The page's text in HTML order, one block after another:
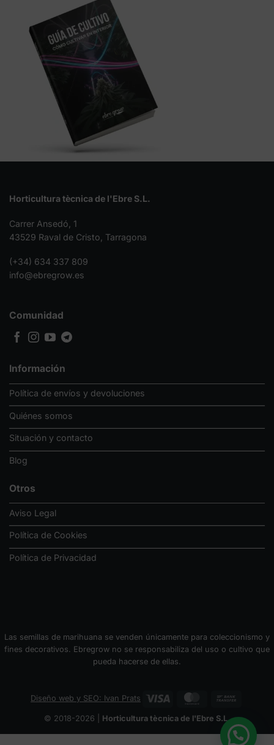
Horticultura tècnica de l'Ebre S.L.
Carrer Ansedó, 1
43529 Raval de Cristo, Tarragona
(+34) 634 337 809
info@ebregrow.es
Información
Política de envíos y devoluciones
Quiénes somos
Situación y contacto
Blog
Otros
Aviso Legal
Política de Cookies
Política de Privacidad
Comunidad
Las semillas de marihuana se venden únicamente para coleccionismo y
fines decorativos. Ebregrow no se responsabiliza del uso o cultivo que
pueda hacerse de ellas.
Diseño web y SEO: Ivan Prats Visa MasterCard
© 2018-2026 | Horticultura tècnica de l'Ebre S.L.